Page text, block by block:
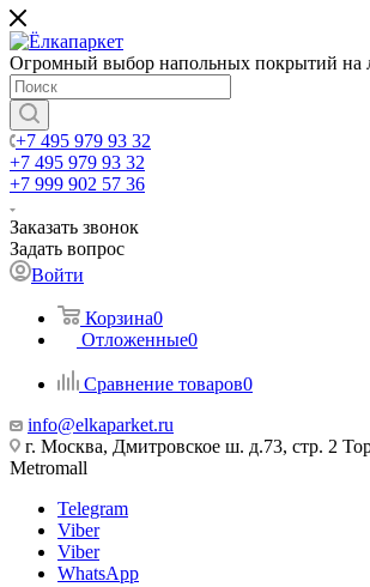
Огромный выбор напольных покрытий на
+7 495 979 93 32
+7 495 979 93 32
+7 999 902 57 36
Заказать звонок
Задать вопрос
Войти
Корзина0
Отложенные0
Сравнение товаров0
info@elkaparket.ru
г. Москва, Дмитровское ш. д.73, стр. 2
Metromall
Telegram
Viber
Viber
WhatsApp